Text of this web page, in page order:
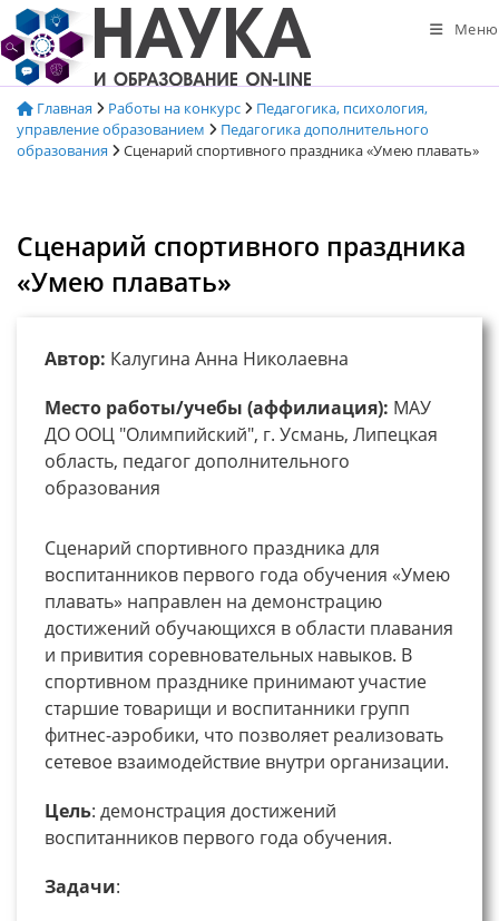
Перейти
к
содержимому
Меню
Главная Работы на конкурс
Педагогика, психология,
управление образованием
Педагогика дополнительного
образования
Сценарий спортивного праздника «Умею плавать»
Сценарий спортивного праздника
«Умею плавать»
Автор: Калугина Анна Николаевна
Место работы/учебы (аффилиация): МАУ
ДО ООЦ "Олимпийский", г. Усмань, Липецкая
область, педагог дополнительного
образования
Сценарий спортивного праздника для
воспитанников первого года обучения «Умею
плавать» направлен на демонстрацию
достижений обучающихся в области плавания
и привития соревновательных навыков. В
спортивном празднике принимают участие
старшие товарищи и воспитанники групп
фитнес-аэробики, что позволяет реализовать
сетевое взаимодействие внутри организации.
Цель: демонстрация достижений
воспитанников первого года обучения.
Задачи: